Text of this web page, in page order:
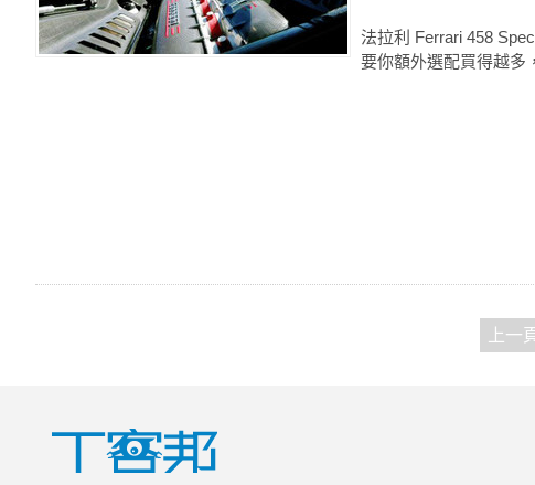
法拉利 Ferrari 458
要你額外選配買得越多
上一